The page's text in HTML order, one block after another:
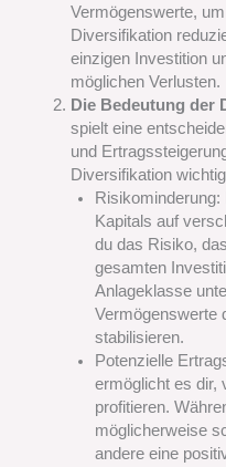
Vermögenswerte,
Diversifikation
einzigen Investition
möglichen Verlusten.
Die Bedeutung der
spielt eine
und
Diversifikation
Risikominderung:
Kapitals auf
du das Risiko,
gesamten
Anlageklasse
Vermögenswerte
stabilisieren.
Potenzielle
ermöglicht es dir,
profitieren.
möglicherweise
andere eine